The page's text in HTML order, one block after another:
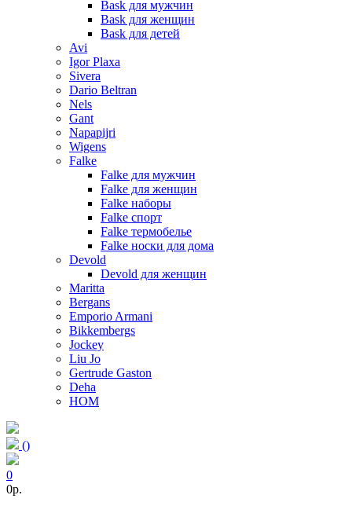
Bask для мужчин
Bask для женщин
Bask для детей
Avi
Igor Plaxa
Sivera
Dario Beltran
Nels
Gant
Napapijri
Wigens
Falke
Falke для мужчин
Falke для женщин
Falke наборы
Falke спорт
Falke термобелье
Falke носки для дома
Devold
Devold для женщин
Maritta
Bergans
Emporio Armani
Bikkembergs
Jockey
Liu Jo
Gertrude Gaston
Deha
HOM
()
0
0p.